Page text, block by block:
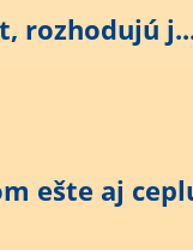
rozhodujú
ešte aj